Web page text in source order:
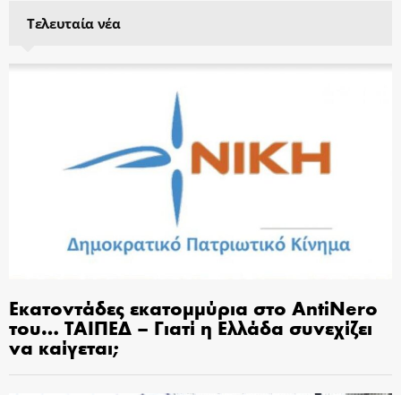
Τελευταία νέα
Εκατοντάδες εκατομμύρια στο AntiNero
του… ΤΑΙΠΕΔ – Γιατί η Ελλάδα συνεχίζει
να καίγεται;